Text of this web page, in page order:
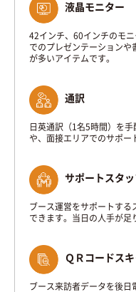
液晶モニター
42インチ、60インチのモ
でのプレゼンテーションや
が多いアイテムです。
通訳
日英通訳（1名5時間）を
や、面接エリアでのサポー
サポートスタッ
ブース運営をサポートする
できます。当日の人手が足
ＱＲコードス
ブース来訪者データを後日